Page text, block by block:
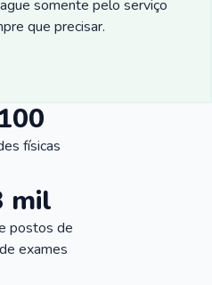
somente pelo serviço
que precisar.
físicas
mil
postos de
exames